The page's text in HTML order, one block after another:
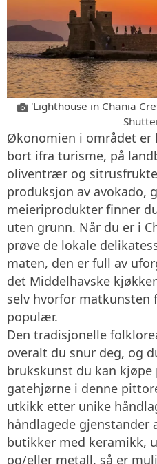
'Lighthouse in Chania
Økonomien i området er
bort ifra turisme, på
oliventrær og
produksjon av avokado,
meieriprodukter finner
uten grunn. Når du er i
prøve de lokale
maten, den er full av
det Middelhavske
selv hvorfor matkunsten
populær.
Den tradisjonelle
overalt du snur deg, og
brukskunst du kan kjøpe
gatehjørne i denne
utkikk etter unike
håndlagede gjenstander
butikker med keramikk,
og/eller metall, så er